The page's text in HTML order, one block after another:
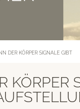
DER KÖRPER SIGNALE GIBT
KÖRPER